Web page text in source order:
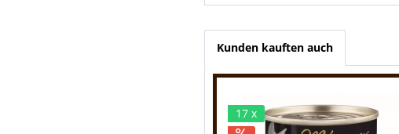
Kunden kauften auch
17 x